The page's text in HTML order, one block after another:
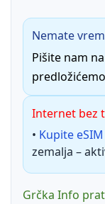
Nemate
Pišite nam na
Internet bez
• Kupite
zemalja –
Grčka Info